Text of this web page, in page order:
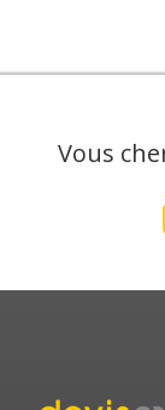
Vous